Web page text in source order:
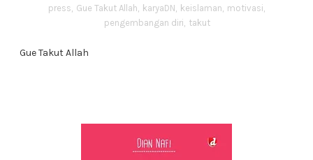
press, Gue Takut Allah, karyaDN, keislaman, motivasi,
pengembangan diri, takut
Gue Takut Allah